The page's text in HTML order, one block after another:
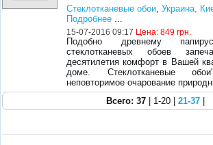
Стеклотканевые обои,Украина,
Подробнее ...
15-07-2016 09:17 Цена:849 грн.
Подобно древнему
стеклотканевых обоев
десятилетия комфорт в Вашей
доме. Стеклотканевые
неповторимое очарование
Всего: 37 | 1-20 | 21-37